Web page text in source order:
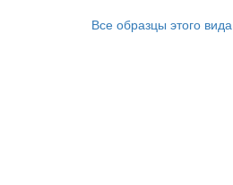
Все образцы этого вида